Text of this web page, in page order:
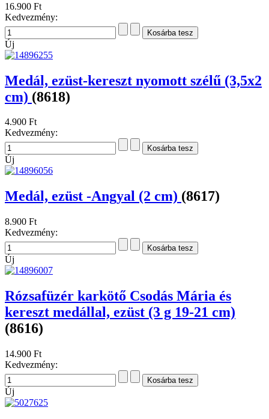
16.900 Ft
Kedvezmény:
Új
Medál, ezüst-kereszt nyomott szélű (3,5x2
cm) (8618)
4.900 Ft
Kedvezmény:
Új
Medál, ezüst -Angyal (2 cm) (8617)
8.900 Ft
Kedvezmény:
Új
Rózsafüzér karkötő Csodás Mária és
kereszt medállal, ezüst (3 g 19-21 cm)
(8616)
14.900 Ft
Kedvezmény:
Új